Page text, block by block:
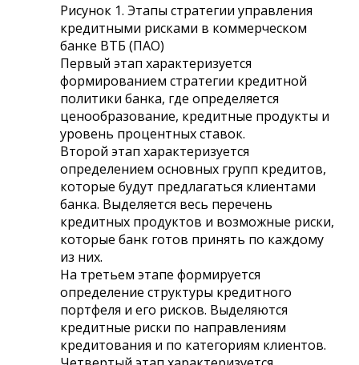
Рисунок 1. Этапы стратегии управления
кредитными рисками в коммерческом
банке ВТБ (ПАО)
Первый этап характеризуется
формированием стратегии кредитной
политики банка, где определяется
ценообразование, кредитные продукты и
уровень процентных ставок.
Второй этап характеризуется
определением основных групп кредитов,
которые будут предлагаться клиентами
банка. Выделяется весь перечень
кредитных продуктов и возможные риски,
которые банк готов принять по каждому
из них.
На третьем этапе формируется
определение структуры кредитного
портфеля и его рисков. Выделяются
кредитные риски по направлениям
кредитования и по категориям клиентов.